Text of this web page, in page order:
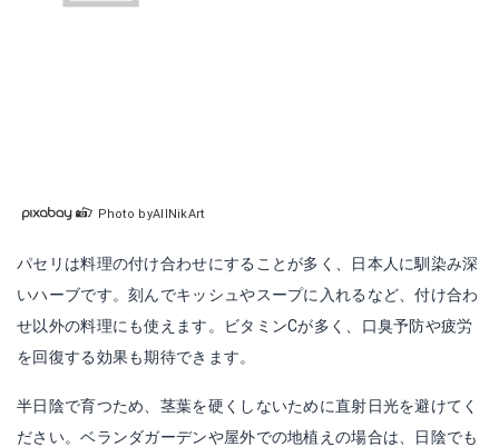
Photo byAllNikArt
パセリは料理の付け合わせにすることが多く、日本人に馴染み深
いハーブです。刻んでキッシュやスープに入れるなど、付け合わ
せ以外の料理にも使えます。ビタミンCが多く、口臭予防や疲労
を回復する効果も期待できます。
半日陰で育つため、茎葉を硬くしないために直射日光を避けてく
ださい。ベランダガーデンや屋外での地植えの場合は、日陰でも